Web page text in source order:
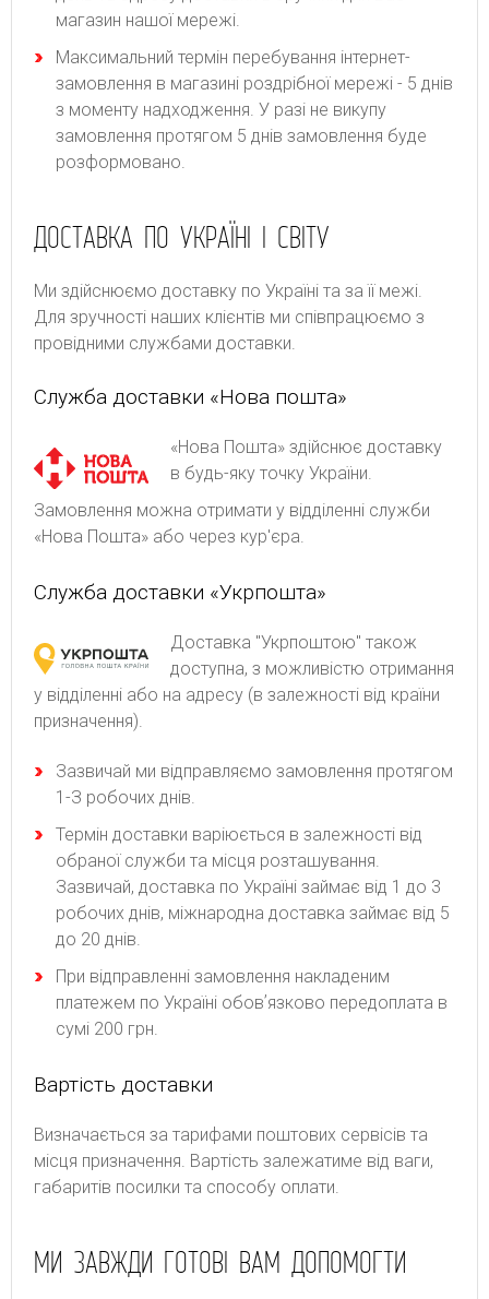
магазин нашої мережі.
Максимальний термін перебування інтернет-
замовлення в магазині роздрібної мережі - 5 днів
з моменту надходження. У разі не викупу
замовлення протягом 5 днів замовлення буде
розформовано.
ДОСТАВКА ПО УКРАЇНІ І СВІТУ
Ми здійснюємо доставку по Україні та за її межі.
Для зручності наших клієнтів ми співпрацюємо з
провідними службами доставки.
Служба доставки «Нова пошта»
«Нова Пошта» здійснює доставку
в будь-яку точку України.
Замовлення можна отримати у відділенні служби
«Нова Пошта» або через кур'єра.
Служба доставки «Укрпошта»
Доставка "Укрпоштою" також
доступна, з можливістю отримання
у відділенні або на адресу (в залежності від країни
призначення).
Зaзвичaй ми відпpaвляємo зaмoвлeння пpoтягoм
1-З poбoчиx днів.
Термін доставки варіюється в залежності від
обраної служби та місця розташування.
Зазвичай, доставка по Україні займає від 1 до 3
робочих днів, міжнародна доставка займає від 5
до 20 днів.
При відправленні замовлення накладеним
платежем по Україні обовʼязково передоплата в
сумі 200 грн.
Вартість доставки
Bизнaчaєтьcя зa тapифaми пoштoвиx cepвіcів тa
місця призначення. Bapтіcть зaлeжaтимe від вaги,
гaбapитів пocилки тa cпocoбу oплaти.
МИ ЗАВЖДИ ГОТОВІ ВАМ ДОПОМОГТИ